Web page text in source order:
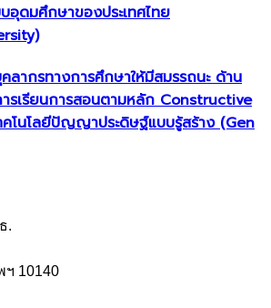
อุดมศึกษาของประเทศไทย
ากรทางการศึกษาให้มีสมรรถนะ ด้าน
รเรียนการสอนตามหลัก Constructive
โนโลยีปัญญาประดิษฐ์แบบรู้สร้าง (Gen
.
ฯ 10140